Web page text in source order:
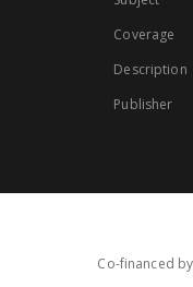
Coverage
Description
Publisher
Co-financed